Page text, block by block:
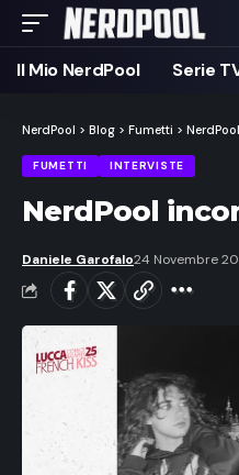
Il Mio NerdPool Serie
NerdPool > Blog > Fumetti >
FUMETTI INTERVISTE
NerdPool
Daniele Garofalo24 Novembre